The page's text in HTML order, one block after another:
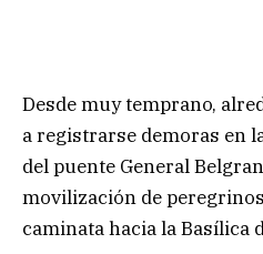
Desde muy temprano,
a registrarse demoras en
del puente General
movilización de
caminata hacia la Basílica